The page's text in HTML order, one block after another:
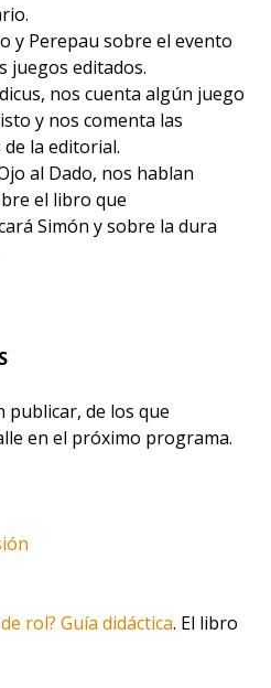
y Perepau sobre el evento
juegos editados.
nos cuenta algún juego
y nos comenta las
la editorial.
al Dado, nos hablan
el libro que
Simón y sobre la dura
de los que
en el próximo programa.
rol? Guía didáctica. El libro